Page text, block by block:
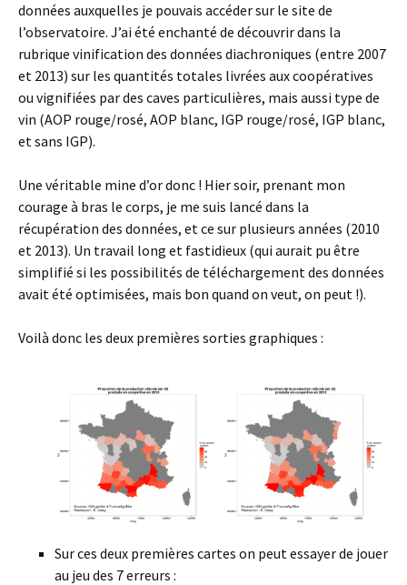
données auxquelles je pouvais accéder sur le site de
l’observatoire. J’ai été enchanté de découvrir dans la
rubrique vinification des données diachroniques (entre 2007
et 2013) sur les quantités totales livrées aux coopératives
ou vignifiées par des caves particulières, mais aussi type de
vin (AOP rouge/rosé, AOP blanc, IGP rouge/rosé, IGP blanc,
et sans IGP).
Une véritable mine d’or donc ! Hier soir, prenant mon
courage à bras le corps, je me suis lancé dans la
récupération des données, et ce sur plusieurs années (2010
et 2013). Un travail long et fastidieux (qui aurait pu être
simplifié si les possibilités de téléchargement des données
avait été optimisées, mais bon quand on veut, on peut !).
Voilà donc les deux premières sorties graphiques :
Sur ces deux premières cartes on peut essayer de jouer
au jeu des 7 erreurs :